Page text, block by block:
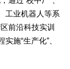
工业机器人等系
前沿科技实训
施“生产化”、